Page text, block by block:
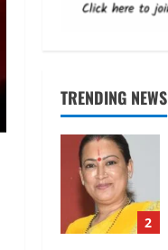
TRENDING NEWS
1
2